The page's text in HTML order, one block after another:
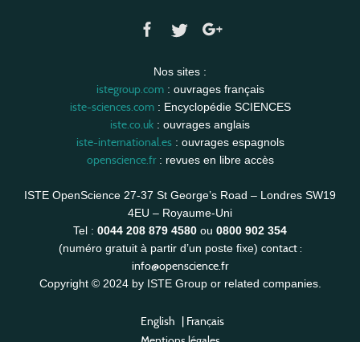
Nos sites :
istegroup.com: ouvrages français
iste-sciences.com: Encyclopédie SCIENCES
iste.co.uk : ouvrages anglais
iste-international.es: ouvrages espagnols
openscience.fr: revues en libre accès
ISTE OpenScience 27-37 St George’s Road – Londres SW19
4EU – Royaume-Uni
Tel : 0044 208 879 4580 ou 0800 902 354
(numéro gratuit à partir d’un poste fixe) contact :
info@openscience.fr
Copyright © 2024 by ISTE Group or related companies.
English | Français